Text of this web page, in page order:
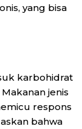
yang bisa
karbohidrat
jenis
respons
bahwa